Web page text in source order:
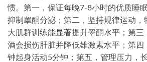
惯。第一，保证每晚7-8小时的优质睡
抑制睾酮分泌；第二，坚持规律运动
大肌群训练能显著提升睾酮水平；第
酒会损伤肝脏并降低雄激素水平；第四
钟起身活动5分钟；第五，管理压力，